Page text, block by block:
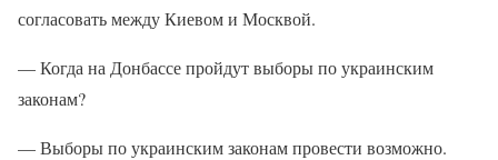
согласовать между Киевом и Москвой.
— Когда на Донбассе пройдут выборы по украинским
законам?
— Выборы по украинским законам провести возможно.